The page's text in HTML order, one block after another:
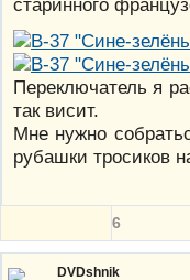
Переключатель я
так висит.
Мне нужно
рубашки тросиков
6
DVDshnik